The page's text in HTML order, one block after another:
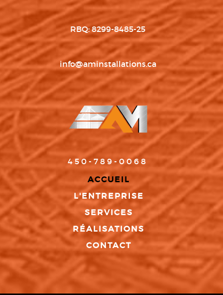
RBQ: 8299-8485-25
info@aminstallations.ca
450-789-0068
ACCUEIL
L'ENTREPRISE
SERVICES
RÉALISATIONS
CONTACT